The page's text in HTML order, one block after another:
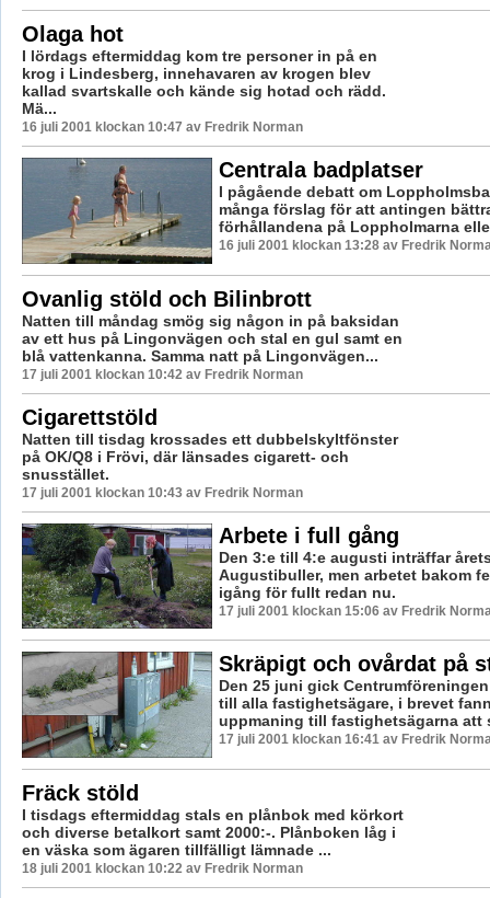
Olaga hot
I lördags eftermiddag kom tre personer in på en
krog i Lindesberg, innehavaren av krogen blev
kallad svartskalle och kände sig hotad och rädd.
Mä...
16 juli 2001 klockan 10:47 av Fredrik Norman
Centrala badplatser
I pågående debatt om
många förslag för att antingen
förhållandena på Loppholmarna
16 juli 2001 klockan 13:28 av Fredrik
Ovanlig stöld och Bilinbrott
Natten till måndag smög sig någon in på baksidan
av ett hus på Lingonvägen och stal en gul samt en
blå vattenkanna. Samma natt på Lingonvägen...
17 juli 2001 klockan 10:42 av Fredrik Norman
Cigarettstöld
Natten till tisdag krossades ett dubbelskyltfönster
på OK/Q8 i Frövi, där länsades cigarett- och
snusstället.
17 juli 2001 klockan 10:43 av Fredrik Norman
Arbete i full gång
Den 3:e till 4:e augusti inträffar
Augustibuller, men arbetet bakom
igång för fullt redan nu.
17 juli 2001 klockan 15:06 av Fredrik
Skräpigt och ovårdat på
Den 25 juni gick
till alla fastighetsägare, i brevet
uppmaning till fastighetsägarna att
17 juli 2001 klockan 16:41 av Fredrik
Fräck stöld
I tisdags eftermiddag stals en plånbok med körkort
och diverse betalkort samt 2000:-. Plånboken låg i
en väska som ägaren tillfälligt lämnade ...
18 juli 2001 klockan 10:22 av Fredrik Norman